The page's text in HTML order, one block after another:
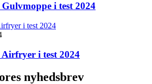
i test 2024
Airfryer i test 2024
nyhedsbrev